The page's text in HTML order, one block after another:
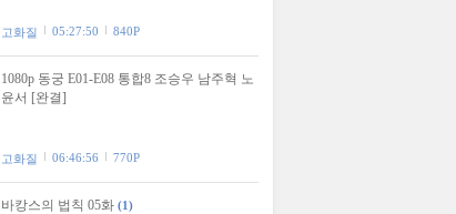
고화질 05:27:50 840P
1080p 동궁 E01-E08 통합8 조승우 남주혁 노
윤서 [완결]
고화질 06:46:56 770P
바캉스의 법칙 05화 (1)